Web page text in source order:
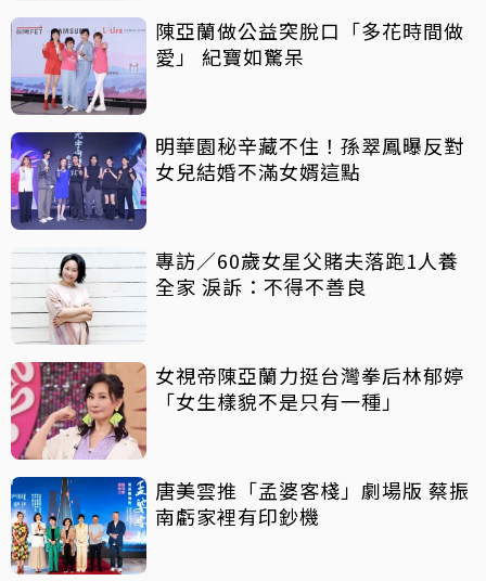
陳亞蘭做公益突脫口「多花時間做
愛」 紀寶如驚呆
明華園秘辛藏不住！孫翠鳳曝反對
女兒結婚不滿女婿這點
專訪／60歲女星父賭夫落跑1人養
全家 淚訴：不得不善良
女視帝陳亞蘭力挺台灣拳后林郁婷
「女生樣貌不是只有一種」
唐美雲推「孟婆客棧」劇場版 蔡振
南虧家裡有印鈔機